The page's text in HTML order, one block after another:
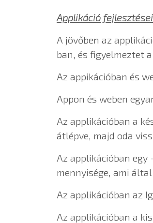
Applikáció fejlesztései
A jövőben az
ban, és figyelmeztet
Az appikációban és
Appon és weben
Az applikációban a
átlépve, majd oda
Az applikációban
mennyisége, ami
Az applikációban az
Az applikációban a